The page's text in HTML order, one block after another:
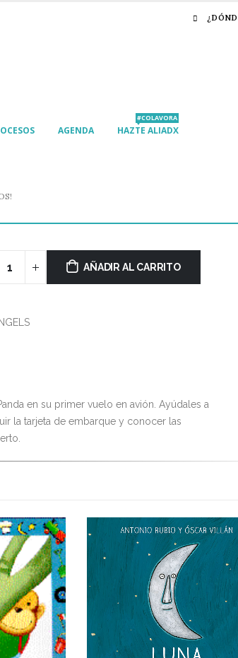
AGENDA HAZTE ALIADX
#COLAVORA
AÑADIR AL CARRITO
en su primer vuelo en avión. Ayúdales a
la tarjeta de embarque y conocer las